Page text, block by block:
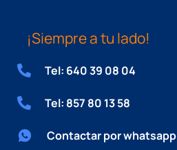
¡Siempre a tu lado!
Tel: 640 39 08 04
Tel: 857 80 13 58
Contactar por whatsapp